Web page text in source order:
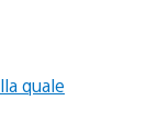
quale